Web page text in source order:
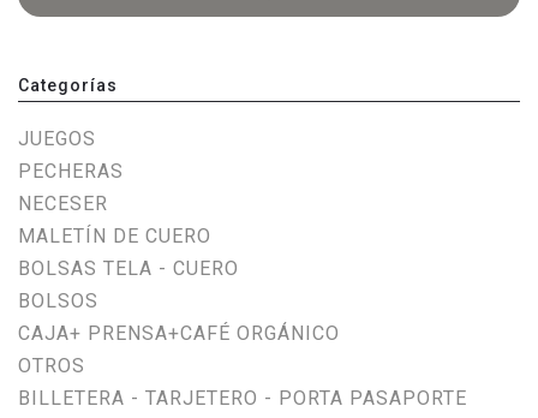
Categorías
JUEGOS
PECHERAS
NECESER
MALETÍN DE CUERO
BOLSAS TELA - CUERO
BOLSOS
CAJA+ PRENSA+CAFÉ ORGÁNICO
OTROS
BILLETERA - TARJETERO - PORTA PASAPORTE